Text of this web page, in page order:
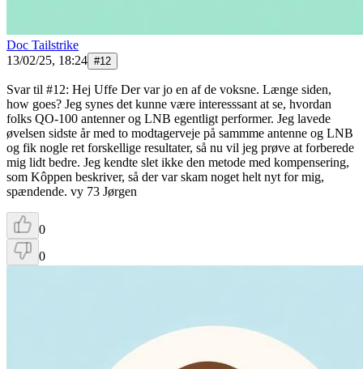
Doc Tailstrike
13/02/25, 18:24 #12
Svar til #12: Hej Uffe Der var jo en af de voksne. Længe siden,
how goes? Jeg synes det kunne være interesssant at se, hvordan
folks QO-100 antenner og LNB egentligt performer. Jeg lavede
øvelsen sidste år med to modtagerveje på sammme antenne og LNB
og fik nogle ret forskellige resultater, så nu vil jeg prøve at forberede
mig lidt bedre. Jeg kendte slet ikke den metode med kompensering,
som Kôppen beskriver, så der var skam noget helt nyt for mig,
spændende. vy 73 Jørgen
0
0